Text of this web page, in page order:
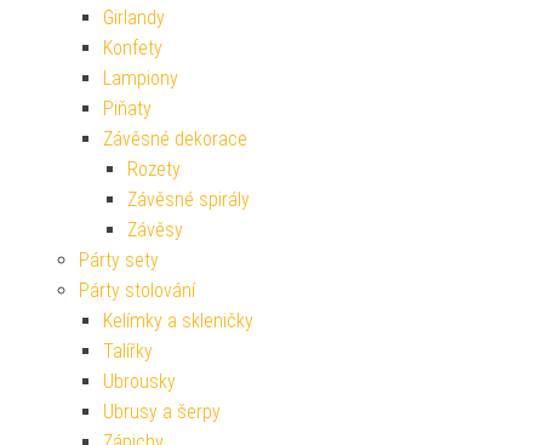
Girlandy
Konfety
Lampiony
Piňaty
Závěsné dekorace
Rozety
Závěsné spirály
Závěsy
Párty sety
Párty stolování
Kelímky a skleničky
Talířky
Ubrousky
Ubrusy a šerpy